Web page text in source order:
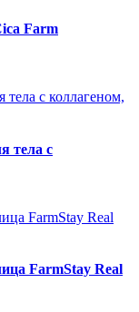
Farm
тела с
FarmStay Real